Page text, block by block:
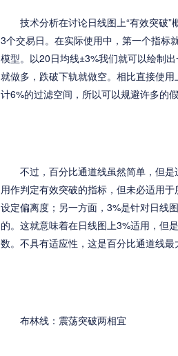
技术分析在讨论日线图上“有效突破”
3个交易日。在实际使用中，第一个指标
模型。以20日均线±3%我们就可以绘制
就做多，跌破下轨就做空。相比直接使
计6%的过滤空间，所以可以规避许多的假
不过，百分比通道线虽然简单，但是
用作判定有效突破的指标，但未必适用
设定偏离度；另一方面，3%是针对日线
的。这就意味着在日线图上3%适用，但
数。不具有适应性，这是百分比通道线最
布林线：震荡突破两相宜